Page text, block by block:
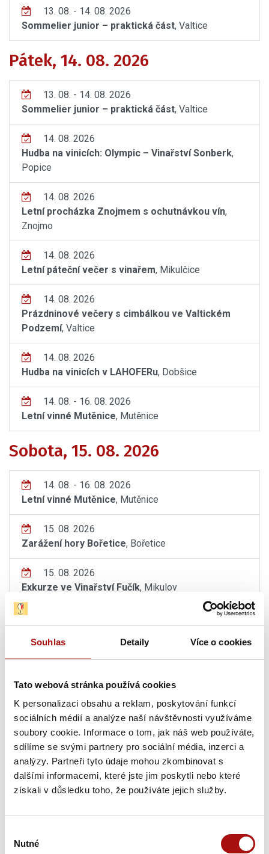
Souhlas Detaily Více o cookies
Tato webová stránka používá cookies
K personalizaci obsahu a reklam, poskytování funkcí
sociálních médií a analýze naší návštěvnosti využíváme
soubory cookie. Informace o tom, jak náš web používáte,
sdílíme se svými partnery pro sociální média, inzerci a
analýzy. Partneři tyto údaje mohou zkombinovat s
dalšími informacemi, které jste jim poskytli nebo které
získali v důsledku toho, že používáte jejich služby.
souhlasu
Nutné
13. 08. - 14. 08. 2026
Sommelier junior – praktická část, Valtice
Pátek, 14. 08. 2026
13. 08. - 14. 08. 2026
Sommelier junior – praktická část, Valtice
14. 08. 2026
Hudba na vinicích: Olympic – Vinařství Sonberk,
Popice
14. 08. 2026
Letní procházka Znojmem s ochutnávkou vín,
Znojmo
14. 08. 2026
Letní páteční večer s vinařem, Mikulčice
14. 08. 2026
Prázdninové večery s cimbálkou ve Valtickém
Podzemí, Valtice
14. 08. 2026
Hudba na vinicích v LAHOFERu, Dobšice
14. 08. - 16. 08. 2026
Letní vinné Mutěnice, Mutěnice
Sobota, 15. 08. 2026
14. 08. - 16. 08. 2026
Letní vinné Mutěnice, Mutěnice
15. 08. 2026
Zarážení hory Bořetice, Bořetice
15. 08. 2026
Exkurze ve Vinařství Fučík, Mikulov
15. 08. 2026
15. 08. 2026
Den otevřených sklepů ve Vinařství Dufek,
Svatobořice-Mistřín
15. 08. - 16. 08. 2026
Noční otevřené sklepy, Moravská Nová Ves